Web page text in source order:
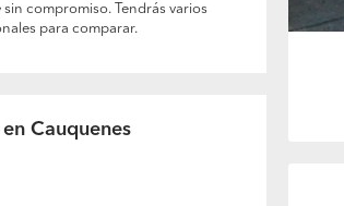
compromiso. Tendrás varios
para comparar.
Cauquenes